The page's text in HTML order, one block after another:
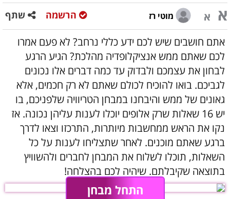
א א מוטי רז שתף הרשמה
אתם חושבים שיש לכם ידע כללי נרחב? לא פעם אמרו
לכם שאתם ממש אנציקלופדיה מהלכת? הגיע הרגע
לבחון את עצמכם ולבדוק עד כמה דברים אלו נכונים
לגביכם. בואו להוכיח לכולם שאתם לא רק חכמים, אלא
גאונים של ממש והיבחנו במבחן הטריוויה שלפניכם, בו
יש 16 שאלות שרק אלופים יוכלו לענות עליהן נכונה. אז
נקו את הראש ממחשבות מיותרות, התרכזו וצאו לדרך
ברגע שאתם מוכנים. לאחר שתצליחו לענות על כל
השאלות, תוכלו לשלוח את המבחן לחברים ולהשוויץ
בתוצאה שקיבלתם. שיהיה לכם בהצלחה!
התחל מבחן